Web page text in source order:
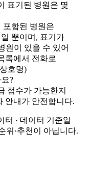
표기된 병원은 몇
포함된 병원은
뿐이며, 표기가
원이 있을 수 있어
록에서 전화로
호명)
?
접수가 가능한지
안내가 안전합니다.
터 · 데이터 기준일
위·추천이 아닙니다.